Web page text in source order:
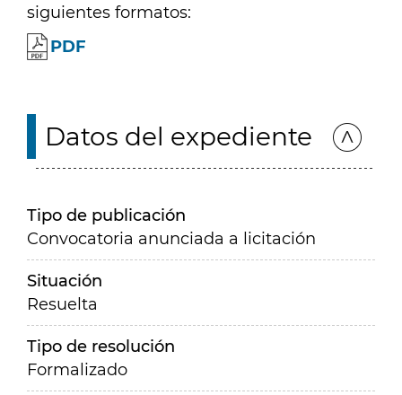
siguientes formatos:
PDF
Datos del expediente
Tipo de publicación
Convocatoria anunciada a licitación
Situación
Resuelta
Tipo de resolución
Formalizado